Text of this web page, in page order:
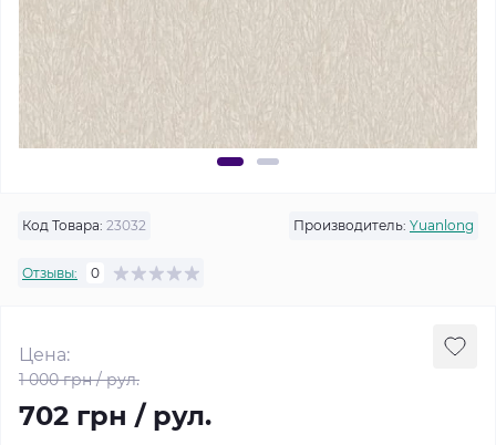
Код Товара: 23032 Производитель: Yuanlong
Отзывы: 0
Цена:
1 000 грн / рул.
702 грн / рул.